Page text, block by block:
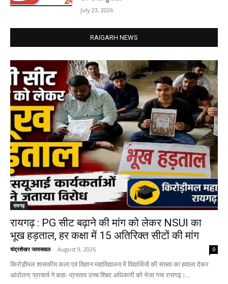
July 23, 2026
RAIGARH NEWS
रायगढ़
रायगढ़ : PG सीट बढ़ाने की मांग को लेकर NSUI का
भूख हड़ताल, हर कक्षा में 15 अतिरिक्त सीटों की मांग
चंद्रशेखर जायसवाल - August 9, 2026 0
किरोड़ीमल शासकीय कला एवं विज्ञान महाविद्यालय में विद्यार्थियों की संख्या का हवाला देकर
आंदोलन; प्राचार्य ने कहा- प्रस्ताव उच्च शिक्षा अधिकारी को भेजा गया रायगढ़।...